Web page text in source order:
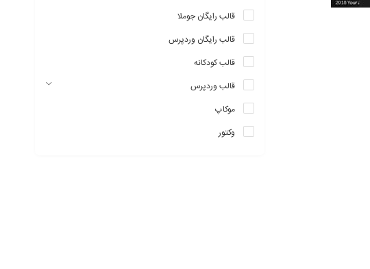
قالب رایگان جوملا
قالب رایگان وردپرس
قالب کودکانه
قالب وردپرس
موکاپ
وکتور